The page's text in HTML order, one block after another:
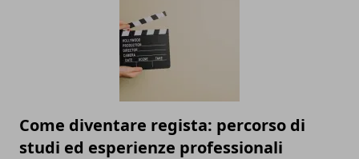
Come diventare regista: percorso di
studi ed esperienze professionali